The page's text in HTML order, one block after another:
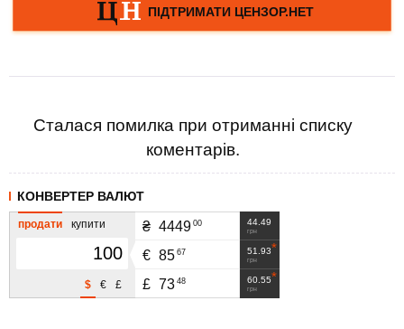
Сталася помилка при отриманні списку
коментарів.
КОНВЕРТЕР ВАЛЮТ
продати купити
£
€
$
44.49
грн
₴ 4449 00
51.93
грн
€ 85 67
60.55
грн
£ 73 48